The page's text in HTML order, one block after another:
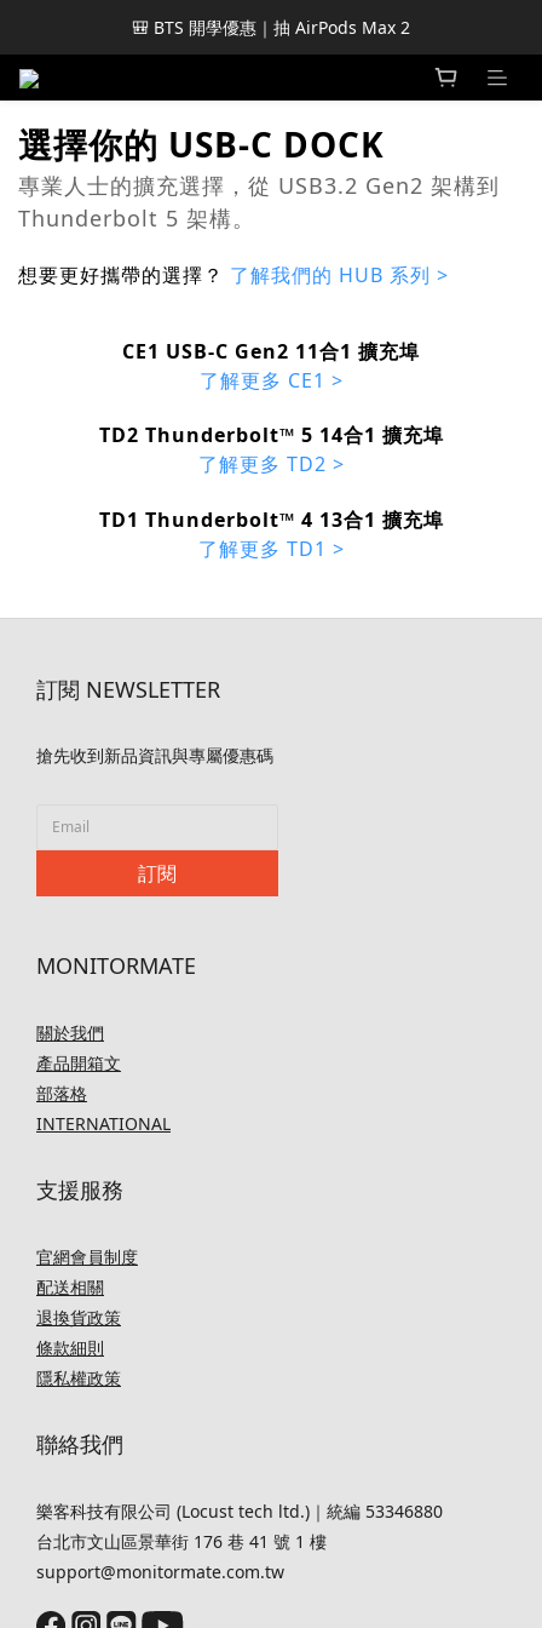
🎒 BTS 開學優惠｜抽 AirPods Max 2
選擇你的 USB-C DOCK
專業人士的擴充選擇，從 USB3.2 Gen2 架構到
Thunderbolt 5 架構。
想要更好攜帶的選擇？ 了解我們的 HUB 系列 >
CE1 USB-C Gen2 11合1 擴充埠
了解更多 CE1 >
TD2 Thunderbolt™ 5 14合1 擴充埠
了解更多 TD2 >
TD1 Thunderbolt™ 4 13合1 擴充埠
了解更多 TD1 >
訂閱 NEWSLETTER
搶先收到新品資訊與專屬優惠碼
訂閱
MONITORMATE
關於我們
產品開箱文
部落格
INTERNATIONAL
支援服務
官網會員制度
配送相關
退換貨政策
條款細則
隱私權政策
聯絡我們
樂客科技有限公司 (Locust tech ltd.)｜統編 53346880
台北市文山區景華街 176 巷 41 號 1 樓
support@monitormate.com.tw